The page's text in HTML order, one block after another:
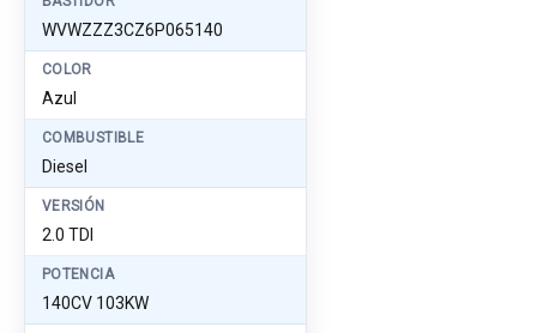
WVWZZZ3CZ6P065140
COLOR
Azul
COMBUSTIBLE
Diesel
VERSIÓN
2.0 TDI
POTENCIA
140CV 103KW